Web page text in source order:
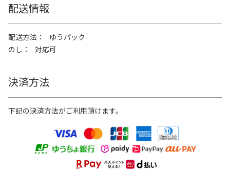
配送情報
配送方法
ゆうパック
のし
対応可
決済方法
下記の決済方法がご利用頂けます。